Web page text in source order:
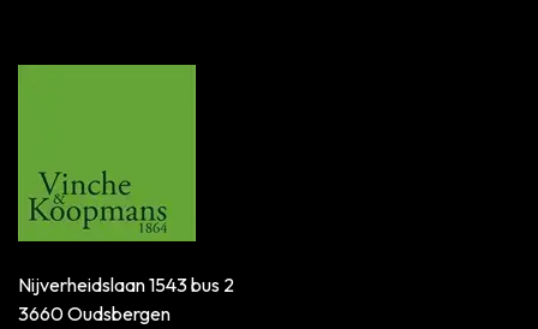
Nijverheidslaan 1543 bus 2
3660 Oudsbergen